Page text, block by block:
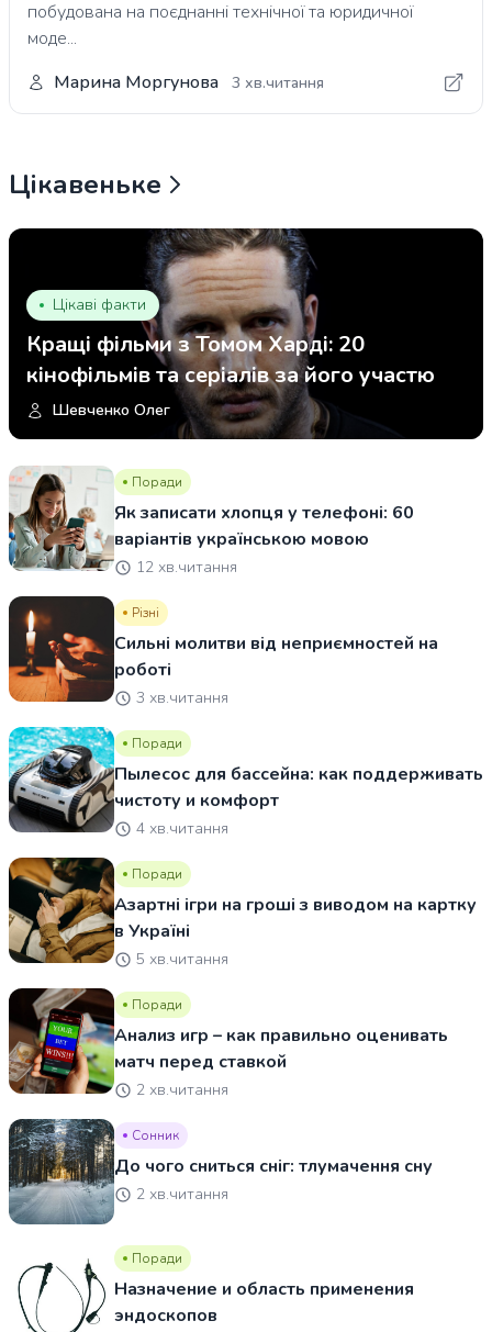
побудована на поєднанні технічної та юридичної
моде...
Марина Моргунова
3 хв.читання
Цікавеньке
Цікаві факти
Кращі фільми з Томом Харді: 20
кінофільмів та серіалів за його участю
Шевченко Олег
Поради
Як записати хлопця у телефоні: 60
варіантів українською мовою
12 хв.читання
Різні
Сильні молитви від неприємностей на
роботі
3 хв.читання
Поради
Пылесос для бассейна: как поддерживать
чистоту и комфорт
4 хв.читання
Поради
Азартні ігри на гроші з виводом на картку
в Україні
5 хв.читання
Поради
Анализ игр – как правильно оценивать
матч перед ставкой
2 хв.читання
Сонник
До чого сниться сніг: тлумачення сну
2 хв.читання
Поради
Назначение и область применения
эндоскопов